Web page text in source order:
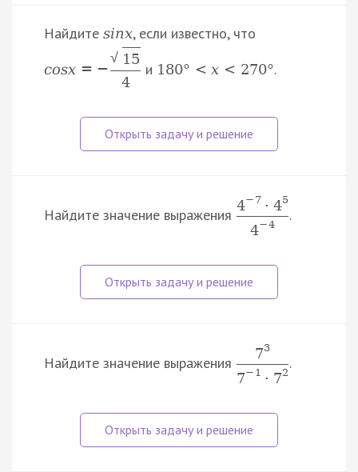
Найдите sinx, если известно, что
cosx = −
√ 15
4
и 180° < x < 270°.
Найдите значение выражения
4− 7 · 45
4−4
.
Найдите значение выражения
73
7− 1 · 72
.